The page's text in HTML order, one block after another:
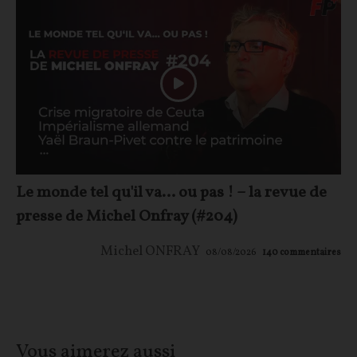
Le monde tel qu'il va… ou pas ! – la revue de
presse de Michel Onfray (#204)
Michel ONFRAY 08/08/2026 140 commentaires